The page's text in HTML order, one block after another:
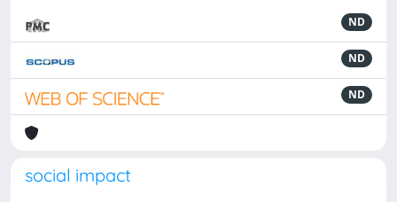
ND
ND
ND
social impact